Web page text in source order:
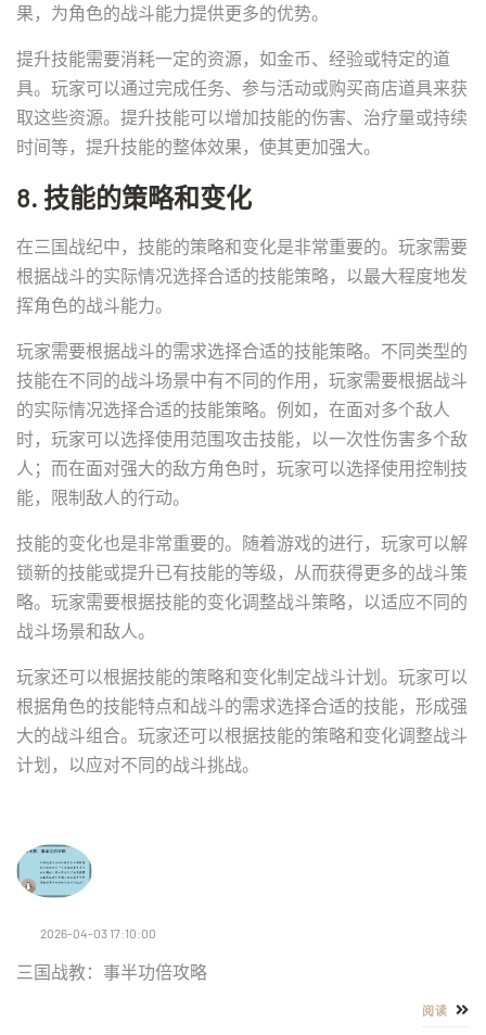
果，为角色的战斗能力提供更多的优势。
提升技能需要消耗一定的资源，如金币、经验或特定的道
具。玩家可以通过完成任务、参与活动或购买商店道具来获
取这些资源。提升技能可以增加技能的伤害、治疗量或持续
时间等，提升技能的整体效果，使其更加强大。
8. 技能的策略和变化
在三国战纪中，技能的策略和变化是非常重要的。玩家需要
根据战斗的实际情况选择合适的技能策略，以最大程度地发
挥角色的战斗能力。
玩家需要根据战斗的需求选择合适的技能策略。不同类型的
技能在不同的战斗场景中有不同的作用，玩家需要根据战斗
的实际情况选择合适的技能策略。例如，在面对多个敌人
时，玩家可以选择使用范围攻击技能，以一次性伤害多个敌
人；而在面对强大的敌方角色时，玩家可以选择使用控制技
能，限制敌人的行动。
技能的变化也是非常重要的。随着游戏的进行，玩家可以解
锁新的技能或提升已有技能的等级，从而获得更多的战斗策
略。玩家需要根据技能的变化调整战斗策略，以适应不同的
战斗场景和敌人。
玩家还可以根据技能的策略和变化制定战斗计划。玩家可以
根据角色的技能特点和战斗的需求选择合适的技能，形成强
大的战斗组合。玩家还可以根据技能的策略和变化调整战斗
计划，以应对不同的战斗挑战。
2026-04-03 17:10:00
三国战教：事半功倍攻略
阅读